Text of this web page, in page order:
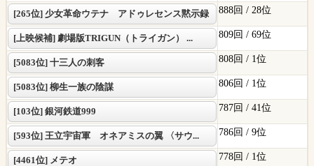
[265位] 少女革命ウテナ アドゥレセンス黙示録 888回 / 28位
[上映候補] 劇場版TRIGUN（トライガン） ... 809回 / 69位
[5083位] 十三人の刺客 808回 / 1位
[5083位] 柳生一族の陰謀 806回 / 1位
[103位] 銀河鉄道999 787回 / 41位
[593位] 王立宇宙軍 オネアミスの翼 〈サウ... 786回 / 9位
[4461位] メテオ 778回 / 1位